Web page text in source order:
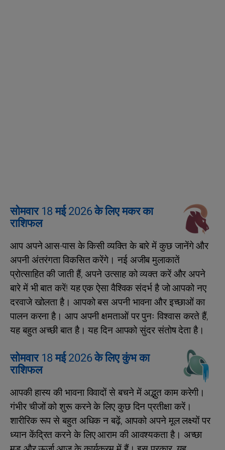
सोमवार 18 मई 2026 के लिए मकर का
राशिफल
आप अपने आस-पास के किसी व्यक्ति के बारे में कुछ जानेंगे और
अपनी अंतरंगता विकसित करेंगे। नई अजीब मुलाकातें
प्रोत्साहित की जाती हैं, अपने उत्साह को व्यक्त करें और अपने
बारे में भी बात करें! यह एक ऐसा वैश्विक संदर्भ है जो आपको नए
दरवाजे खोलता है। आपको बस अपनी भावना और इच्छाओं का
पालन करना है। आप अपनी क्षमताओं पर पुनः विश्वास करते हैं,
यह बहुत अच्छी बात है। यह दिन आपको सुंदर संतोष देता है।
सोमवार 18 मई 2026 के लिए कुंभ का
राशिफल
आपकी हास्य की भावना विवादों से बचने में अद्भुत काम करेगी।
गंभीर चीजों को शुरू करने के लिए कुछ दिन प्रतीक्षा करें।
शारीरिक रूप से बहुत अधिक न बढ़ें, आपको अपने मूल लक्ष्यों पर
ध्यान केंद्रित करने के लिए आराम की आवश्यकता है। अच्छा